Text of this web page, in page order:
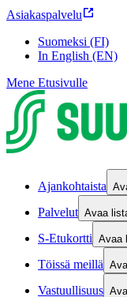
Asiakaspalvelu
Suomeksi (FI)
In English (EN)
Mene Etusivulle
Ajankohtaista
Palvelut Avaa
S-Etukortti Avaa
Töissä meillä
Vastuullisuus